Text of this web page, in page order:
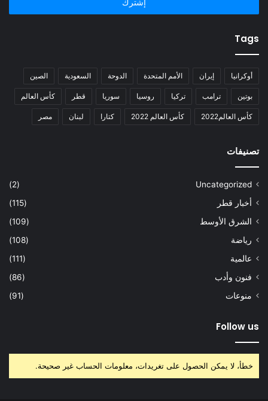
Tags
أوكرانيا إيران الأمم المتحدة الدوحة السعودية الصين
بوتين ترامب تركيا روسيا سوريا قطر كأس العالم
كأس العالم2022 كأس العالم 2022 كتارا لبنان مصر
تصنيفات
Uncategorized
(2)
أخبار قطر
(115)
الشرق الأوسط
(109)
رياضة
(108)
عالمية
(111)
فنون وأدب
(86)
منوعات
(91)
Follow us
خطأ، لا يمكن الحصول على تغريدات، معلومات الحساب غير صحيحة.